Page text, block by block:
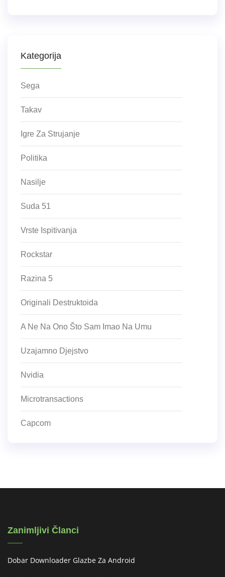
Kategorija
Sega
Takav
Igre Za Strujanje
Politika
Nasilje
Suda 51
Vrste Ispitivanja
Rockstar
Razina 5
Originali Destruktoida
A Ne Na Ono Što Sam Imao Na Umu
Uzajamno Djejstvo
Nvidia
Microtransactions
Capcom
Zanimljivi Članci
Dobar Downloader Glazbe Za Android